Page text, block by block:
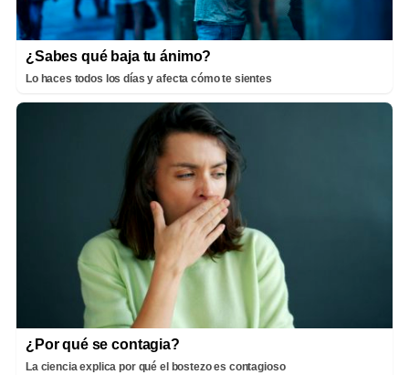
¿Sabes qué baja tu ánimo?
Lo haces todos los días y afecta cómo te sientes
¿Por qué se contagia?
La ciencia explica por qué el bostezo es contagioso